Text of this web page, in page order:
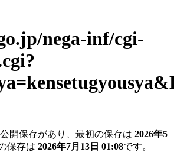
/nega-inf/cgi-
開保存があり、最初の保存は 2026年5
保存は 2026年7月13日 01:08です。